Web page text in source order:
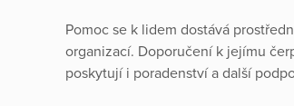
Pomoc se k lidem dostává
organizací. Doporučení k jejímu
poskytují i poradenství a další